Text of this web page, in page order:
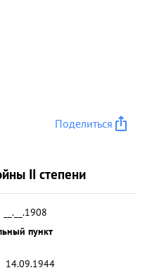
Поделиться
II степени
__.__.1908
пункт
14.09.1944